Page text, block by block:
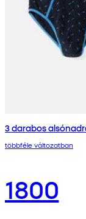
3 darabos
többféle változatban
1800